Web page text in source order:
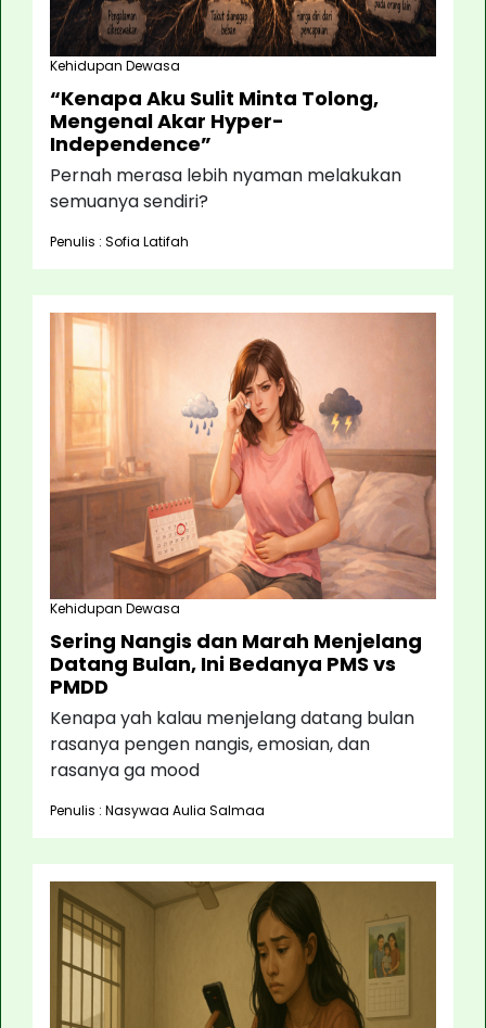
Kehidupan Dewasa
“Kenapa Aku Sulit Minta Tolong,
Mengenal Akar Hyper-
Independence”
Pernah merasa lebih nyaman melakukan
semuanya sendiri?
Penulis : Sofia Latifah
Kehidupan Dewasa
Sering Nangis dan Marah Menjelang
Datang Bulan, Ini Bedanya PMS vs
PMDD
Kenapa yah kalau menjelang datang bulan
rasanya pengen nangis, emosian, dan
rasanya ga mood
Penulis : Nasywaa Aulia Salmaa